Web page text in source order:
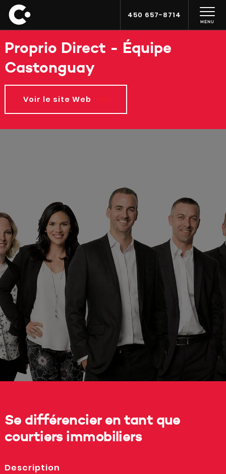
MENU
450 657-8714
Proprio Direct - Équipe
Castonguay
Voir le site Web
Se différencier en tant que
courtiers immobiliers
Description